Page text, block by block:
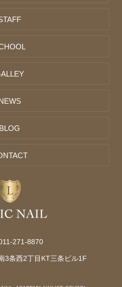
BLOG
271-8870
3条西2丁目KT三条ビル1F